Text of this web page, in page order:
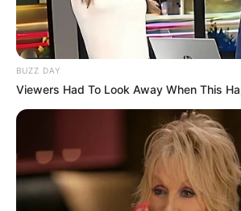
TAGS AKTRIS POPPY DRAYTON SELEBRITI
BUZZ DAY
Viewers Had To Look Away When This